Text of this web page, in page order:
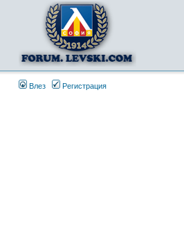
Влез Регистрация